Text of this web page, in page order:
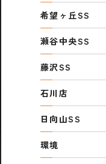
希望ヶ丘SS
瀬谷中央SS
藤沢SS
石川店
日向山SS
環境